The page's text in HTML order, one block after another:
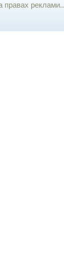
правах реклами..